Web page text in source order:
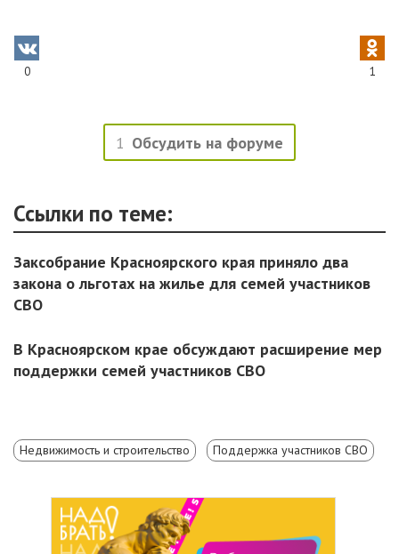
0 1
1 Обсудить на форуме
Ссылки по теме:
Заксобрание Красноярского края приняло два
закона о льготах на жилье для семей участников
СВО
В Красноярском крае обсуждают расширение мер
поддержки семей участников СВО
Недвижимость и строительство Поддержка участников СВО